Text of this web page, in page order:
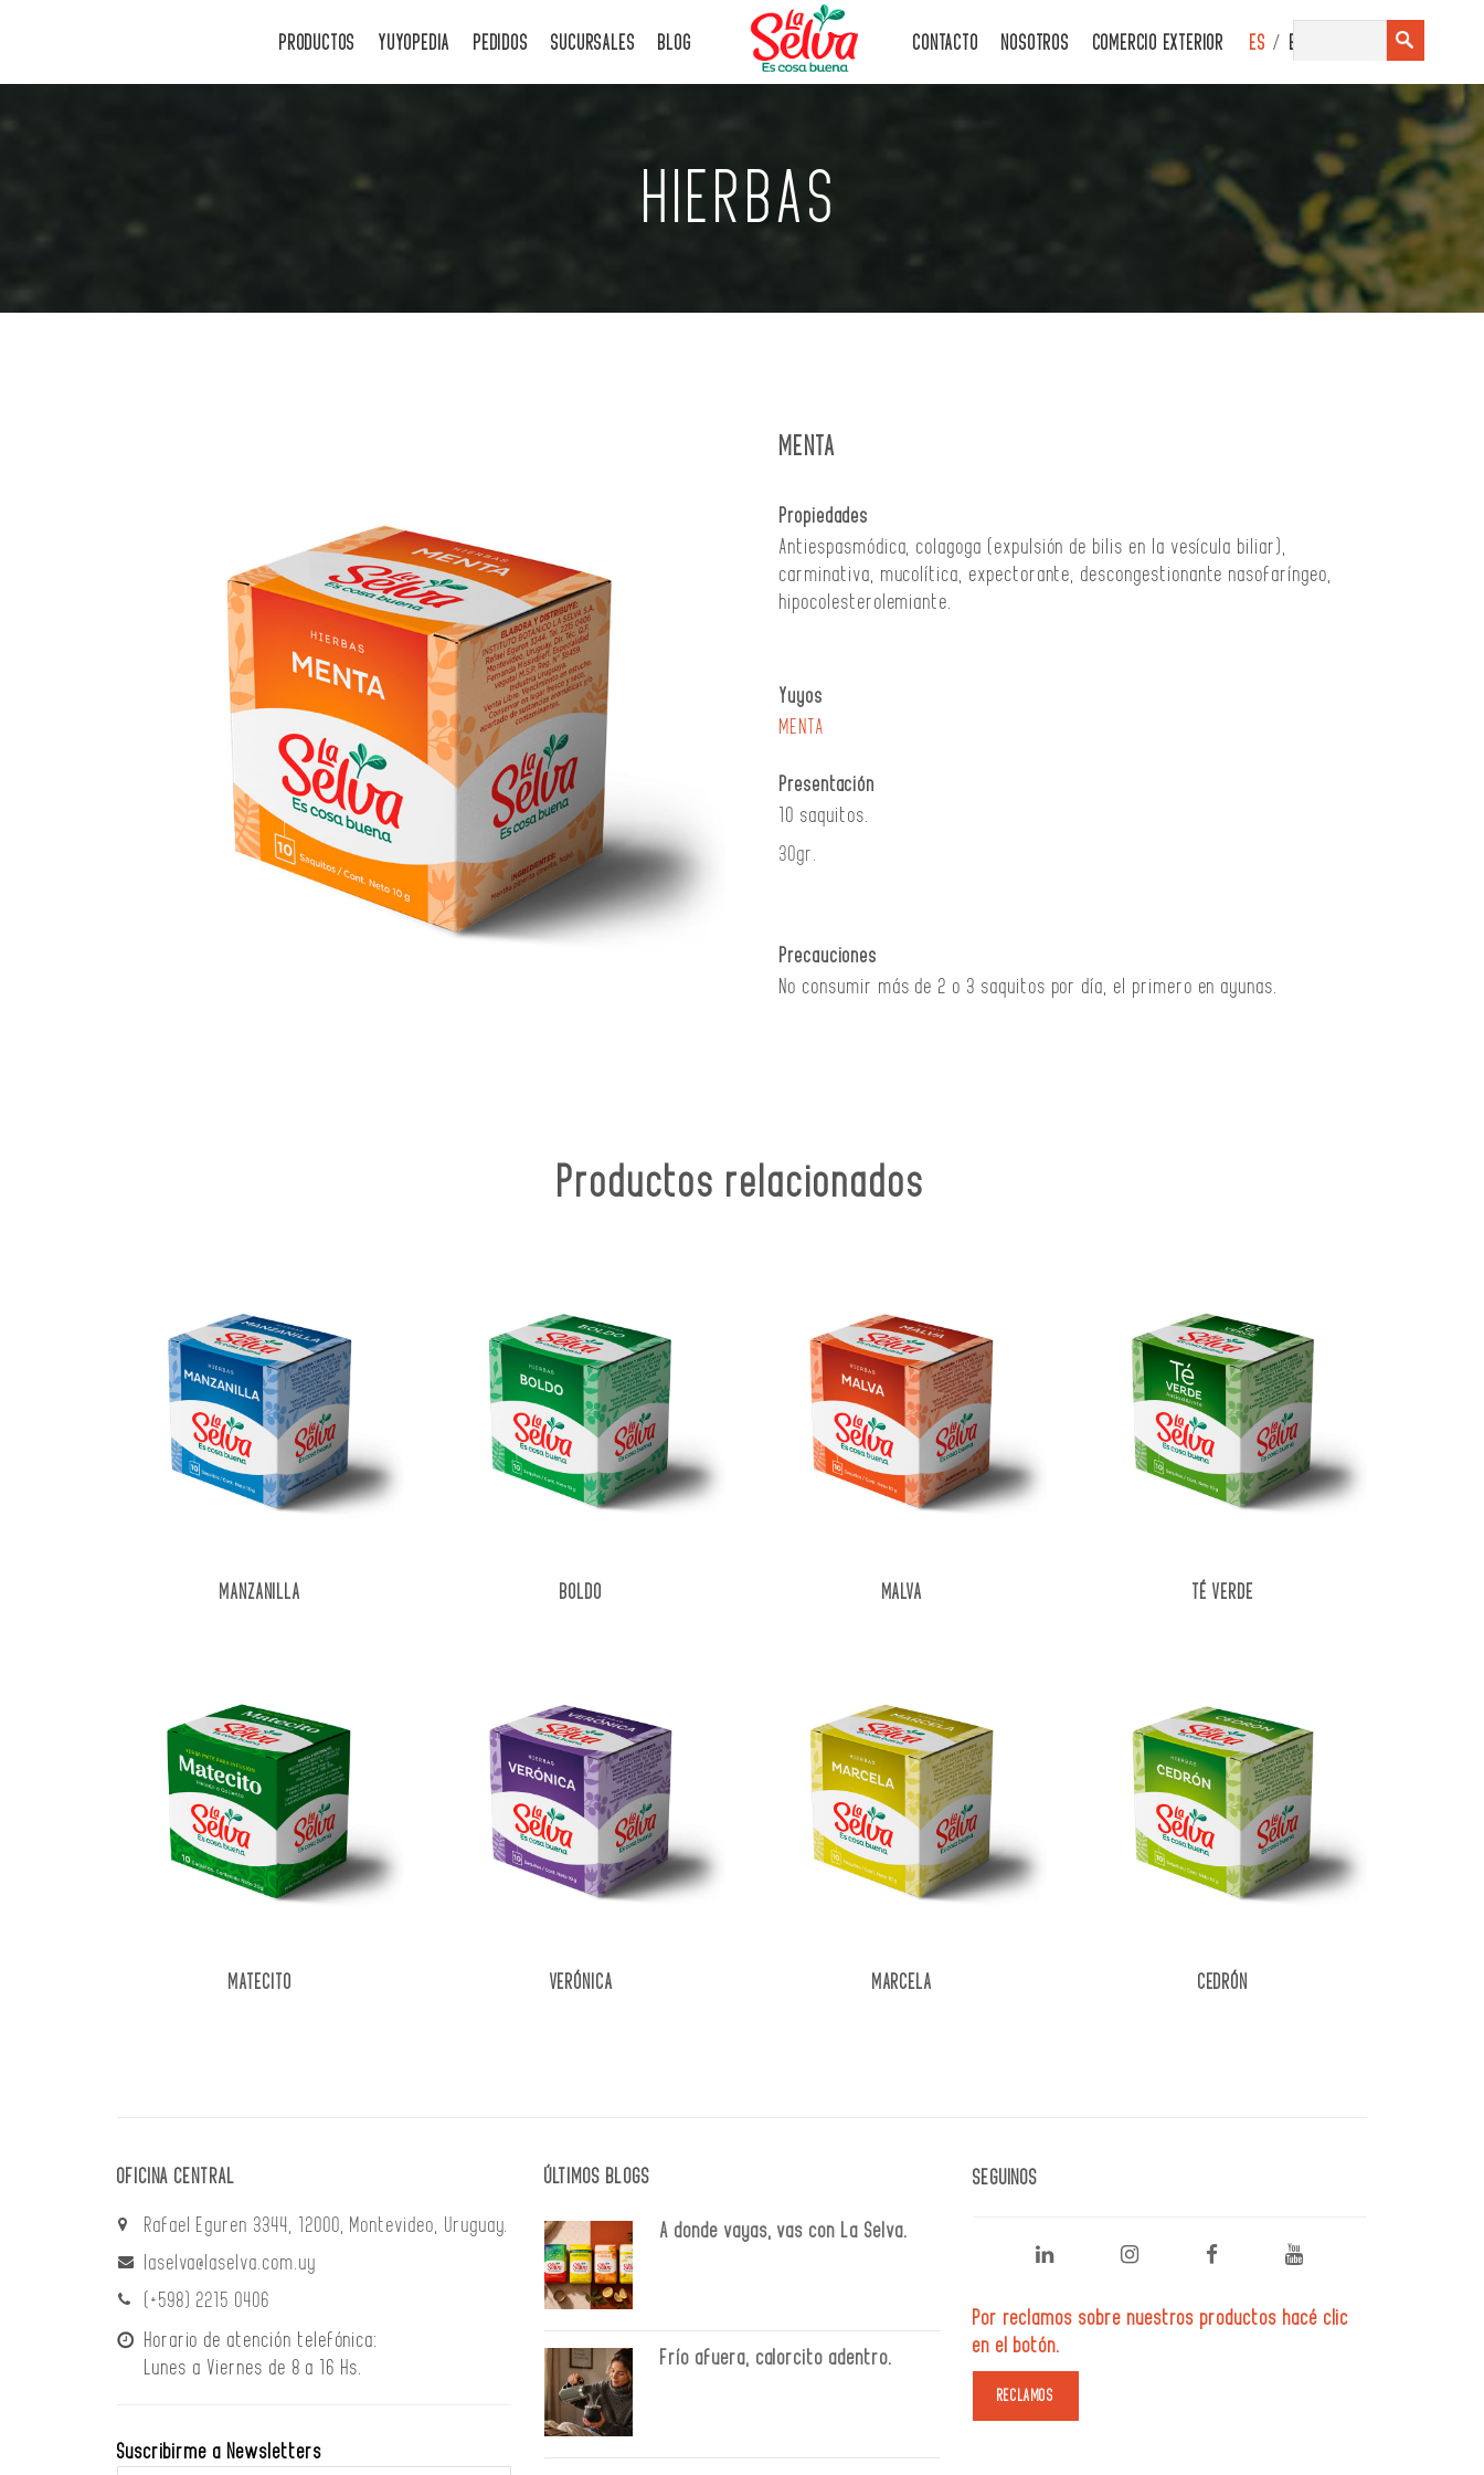
PRODUCTOS YUYOPEDIA PEDIDOS SUCURSALES BLOG CONTACTO NOSOTROS COMERCIO EXTERIOR ES / EN
HIERBAS
MENTA
Propiedades
Antiespasmódica, colagoga (expulsión de bilis en la vesícula biliar),
carminativa, mucolítica, expectorante, descongestionante nasofaríngeo,
hipocolesterolemiante.
Yuyos
MENTA
Presentación
10 saquitos.
30gr.
Precauciones
No consumir más de 2 o 3 saquitos por día, el primero en ayunas.
Productos relacionados
MANZANILLA BOLDO MALVA TÉ VERDE
MATECITO VERÓNICA MARCELA CEDRÓN
OFICINA CENTRAL
Rafael Eguren 3344, 12000, Montevideo, Uruguay.
laselva@laselva.com.uy
(+598) 2215 0406
Horario de atención telefónica:
Lunes a Viernes de 8 a 16 Hs.
Suscribirme a Newsletters
ÚLTIMOS BLOGS
A donde vayas, vas con La Selva.
Frío afuera, calorcito adentro.
SEGUINOS
Por reclamos sobre nuestros productos hacé clic
en el botón.